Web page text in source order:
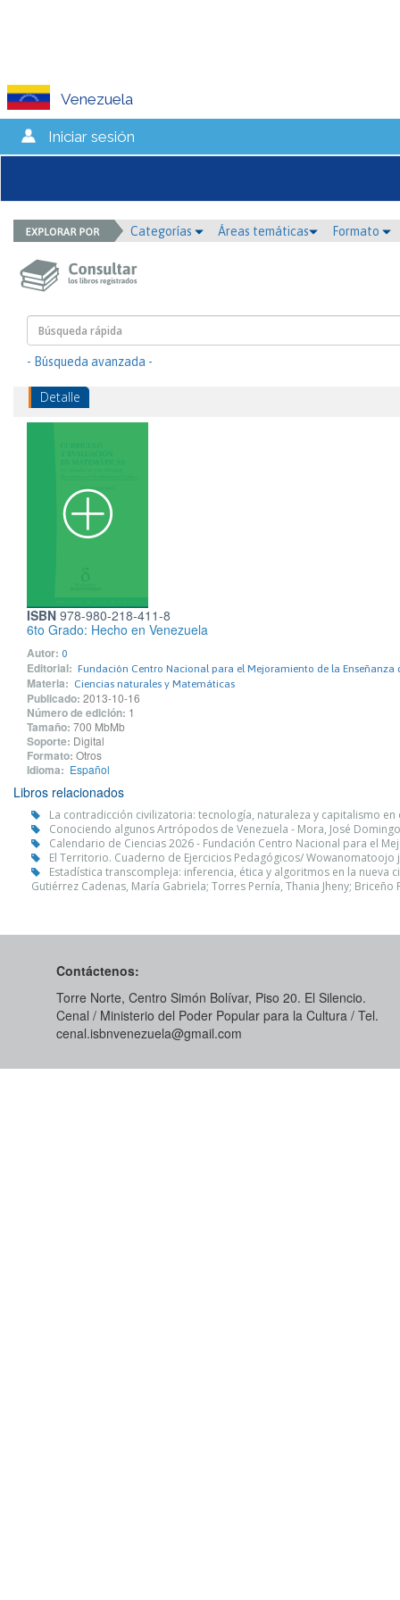
Venezuela
Iniciar sesión
Categorías Áreas temáticas Formato
- Búsqueda avanzada -
Detalle
ISBN 978-980-218-411-8
6to Grado: Hecho en Venezuela
Autor: 0
Editorial: Fundación Centro Nacional para el Mejoramiento de la Enseñanza
Materia: Ciencias naturales y Matemáticas
Publicado: 2013-10-16
Número de edición: 1
Tamaño: 700 MbMb
Soporte: Digital
Formato: Otros
Idioma: Español
Libros relacionados
La contradicción civilizatoria: tecnología, naturaleza y capitalismo en el
Conociendo algunos Artrópodos de Venezuela - Mora, José
Calendario de Ciencias 2026 - Fundación Centro Nacional para el
El Territorio. Cuaderno de Ejercicios Pedagógicos/ Wowanomatoojo
Estadística transcompleja: inferencia, ética y algoritmos en la nueva
Gutiérrez Cadenas, María Gabriela; Torres Pernía, Thania Jheny; Briceño
Contáctenos:
Torre Norte, Centro Simón Bolívar, Piso 20. El Silencio.
Cenal / Ministerio del Poder Popular para la Cultura / Tel.
cenal.isbnvenezuela@gmail.com